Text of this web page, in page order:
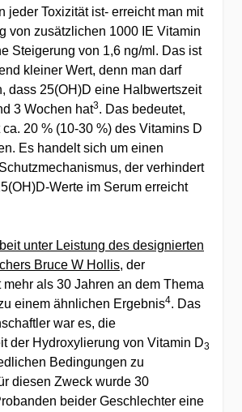
jeder Toxizität ist- erreicht man mit
von zusätzlichen 1000 IE Vitamin
Steigerung von 1,6 ng/ml. Das ist
kleiner Wert, denn man darf
dass 25(OH)D eine Halbwertszeit
3 Wochen hat3. Das bedeutet,
20 % (10-30 %) des Vitamins D
Es handelt sich um einen
der verhindert
Werte im Serum erreicht
unter Leistung des designierten
Bruce W Hollis, der
als 30 Jahren an dem Thema
einem ähnlichen Ergebnis4. Das
war es, die
der Hydroxylierung von Vitamin D3
Bedingungen zu
diesen Zweck wurde 30
beider Geschlechter eine